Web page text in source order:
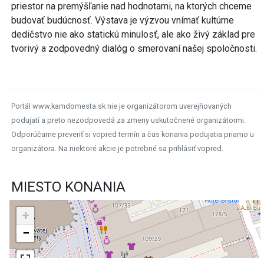
priestor na premýšľanie nad hodnotami, na ktorých chceme
budovať budúcnosť. Výstava je výzvou vnímať kultúrne
dedičstvo nie ako statickú minulosť, ale ako živý základ pre
tvorivý a zodpovedný dialóg o smerovaní našej spoločnosti.
Portál www.kamdomesta.sk nie je organizátorom uverejňovaných
podujatí a preto nezodpovedá za zmeny uskutočnené organizátormi.
Odporúčame preveriť si vopred termín a čas konania podujatia priamo u
organizátora. Na niektoré akcie je potrebné sa prihlásiť vopred.
MIESTO KONANIA
+
−